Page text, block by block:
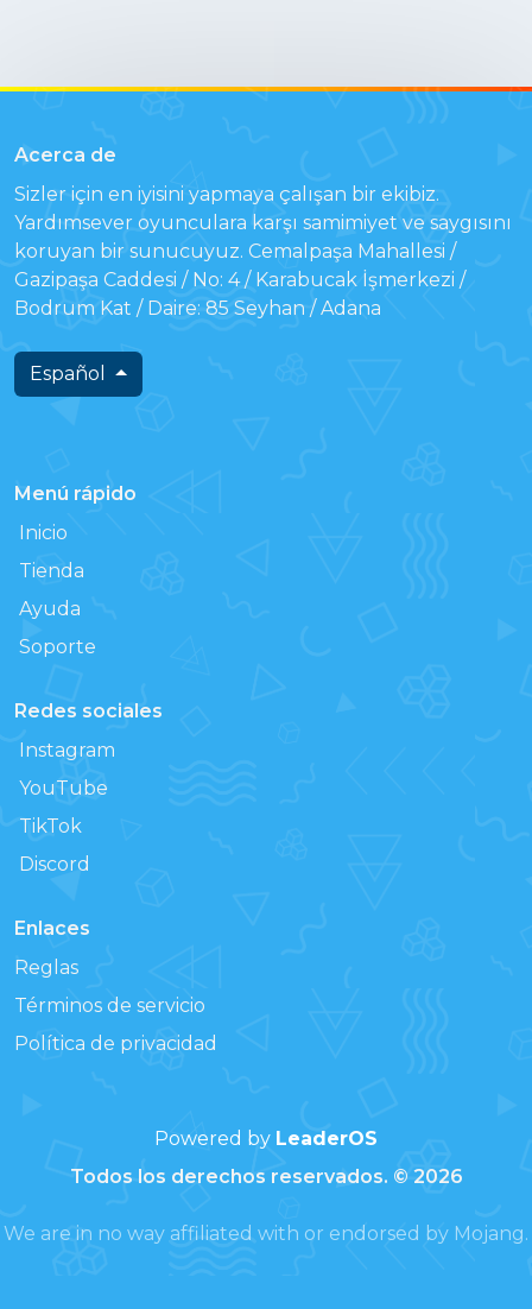
Acerca de
Sizler için en iyisini yapmaya çalışan bir ekibiz.
Yardımsever oyunculara karşı samimiyet ve saygısını
koruyan bir sunucuyuz. Cemalpaşa Mahallesi /
Gazipaşa Caddesi / No: 4 / Karabucak İşmerkezi /
Bodrum Kat / Daire: 85 Seyhan / Adana
Español
Menú rápido
Inicio
Tienda
Ayuda
Soporte
Redes sociales
Instagram
YouTube
TikTok
Discord
Enlaces
Reglas
Términos de servicio
Política de privacidad
Powered by LeaderOS
Todos los derechos reservados. © 2026
We are in no way affiliated with or endorsed by Mojang.